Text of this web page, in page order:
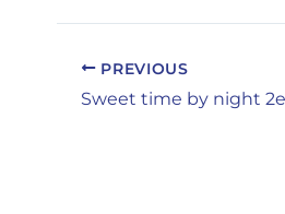
PREVIOUS
Sweet time by night